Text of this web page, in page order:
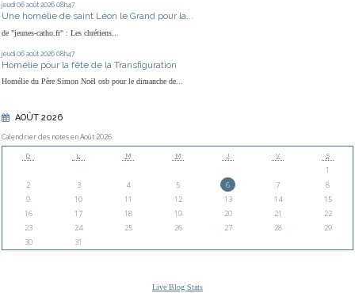
jeudi 06 août 2026 08h47
Une homélie de saint Léon le Grand pour la...
de "jeunes-catho.fr" : Les chrétiens...
jeudi 06 août 2026 08h47
Homélie pour la fête de la Transfiguration
Homélie du Père Simon Noël osb pour le dimanche de...
AOÛT 2026
Calendrier des notes en Août 2026
D L M M J V S
1
2
3 4 5 6 7
8
9
10 11 12 13 14
15
16
17 18 19 20 21
22
23
24 25 26 27 28
29
30
31
Live Blog Stats